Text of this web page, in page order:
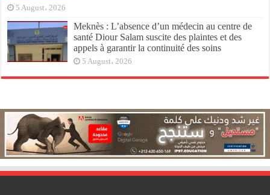
5 August، 2026
Meknès : L’absence d’un médecin au centre de
santé Diour Salam suscite des plaintes et des
appels à garantir la continuité des soins
5 August، 2026